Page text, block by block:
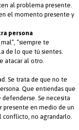
al problema presente.
el momento presente y
persona
“siempre te
de lo que tú sientes.
atacar al otro.
Se trata de que no te
Que entiendas que
Se necesita
presente en medio de un
no agrandarlo.